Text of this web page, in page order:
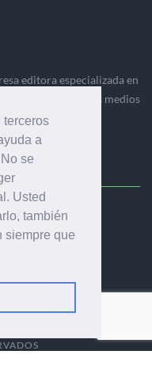
terceros
a
se
Usted
también
siempre que
editora especializada en
engloba diversos medios
gráfico, la
(España)